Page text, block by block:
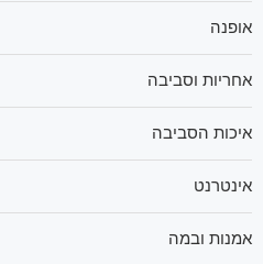
אופנה
אחריות וסביבה
איכות הסביבה
אינטרנט
אמנות ובמה